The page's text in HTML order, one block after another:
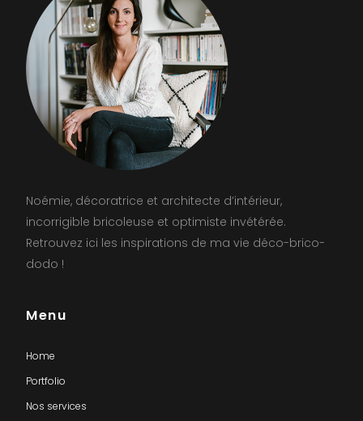
Noémie, décoratrice et architecte d’intérieur,
incorrigible bricoleuse et optimiste invétérée.
Retrouvez ici les inspirations de ma vie déco-brico-
dodo !
Menu
Home
Portfolio
Nos services